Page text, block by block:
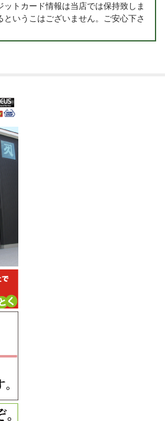
ットカード情報は当店では保持致しま
いうこはございません。ご安心下さ